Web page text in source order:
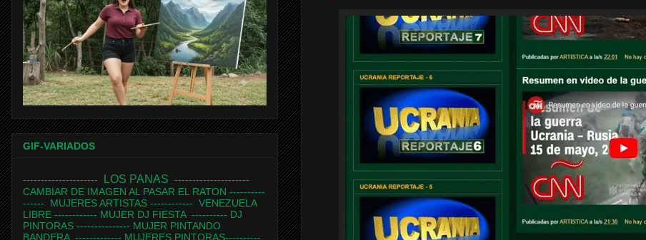
GIF-VARIADOS
--------------------- LOS PANAS ---------------------
CAMBIAR DE IMAGEN AL PASAR EL RATON ----------
------ MUJERES ARTISTAS ------------ VENEZUELA
LIBRE ------------ MUJER DJ FIESTA---------- DJ
PINTORAS --------------- MUJER PINTANDO
BANDERA------------- MUJERES PINTORAS----------